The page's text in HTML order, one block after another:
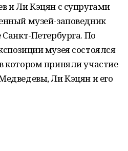
и Ли Кэцян с супругами
музей-заповедник
Петербурга. По
музея состоялся
котором приняли участие
Ли Кэцян и его